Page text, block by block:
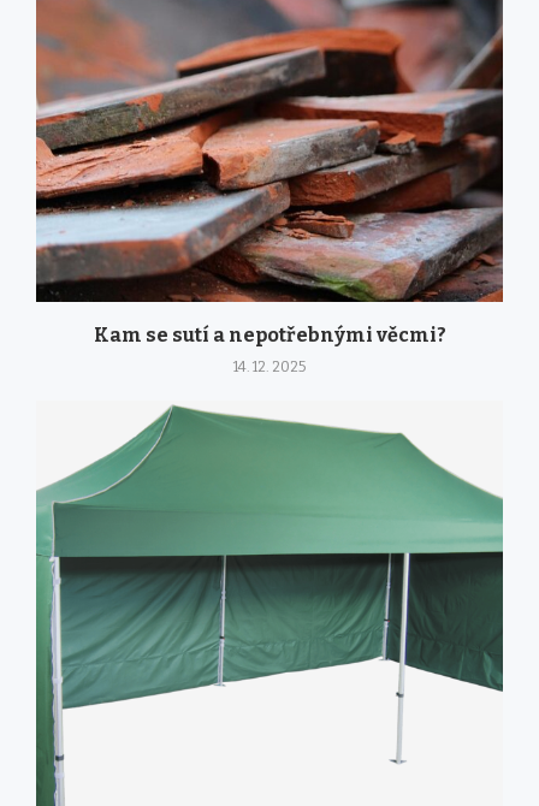
Kam se sutí a nepotřebnými věcmi?
14. 12. 2025